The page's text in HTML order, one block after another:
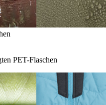
PET-Flaschen